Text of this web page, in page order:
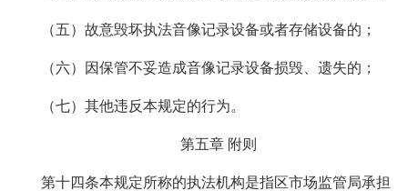
（五）故意毁坏执法音像记录设备或者存储设备的；
（六）因保管不妥造成音像记录设备损毁、遗失的；
（七）其他违反本规定的行为。
第五章 附则
第十四条本规定所称的执法机构是指区市场监管局承担